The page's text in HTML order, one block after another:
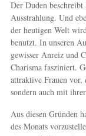
Der Duden
Ausstrahlung. Und
der heutigen Welt
benutzt. In unseren
gewisser Anreiz und
Charisma fasziniert.
attraktive Frauen vor,
sondern auch mit
Aus diesen Gründen
des Monats